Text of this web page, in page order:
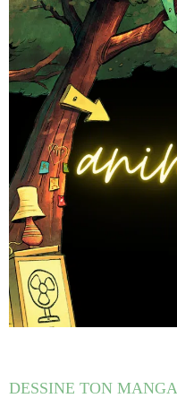
DESSINE TON MANGA